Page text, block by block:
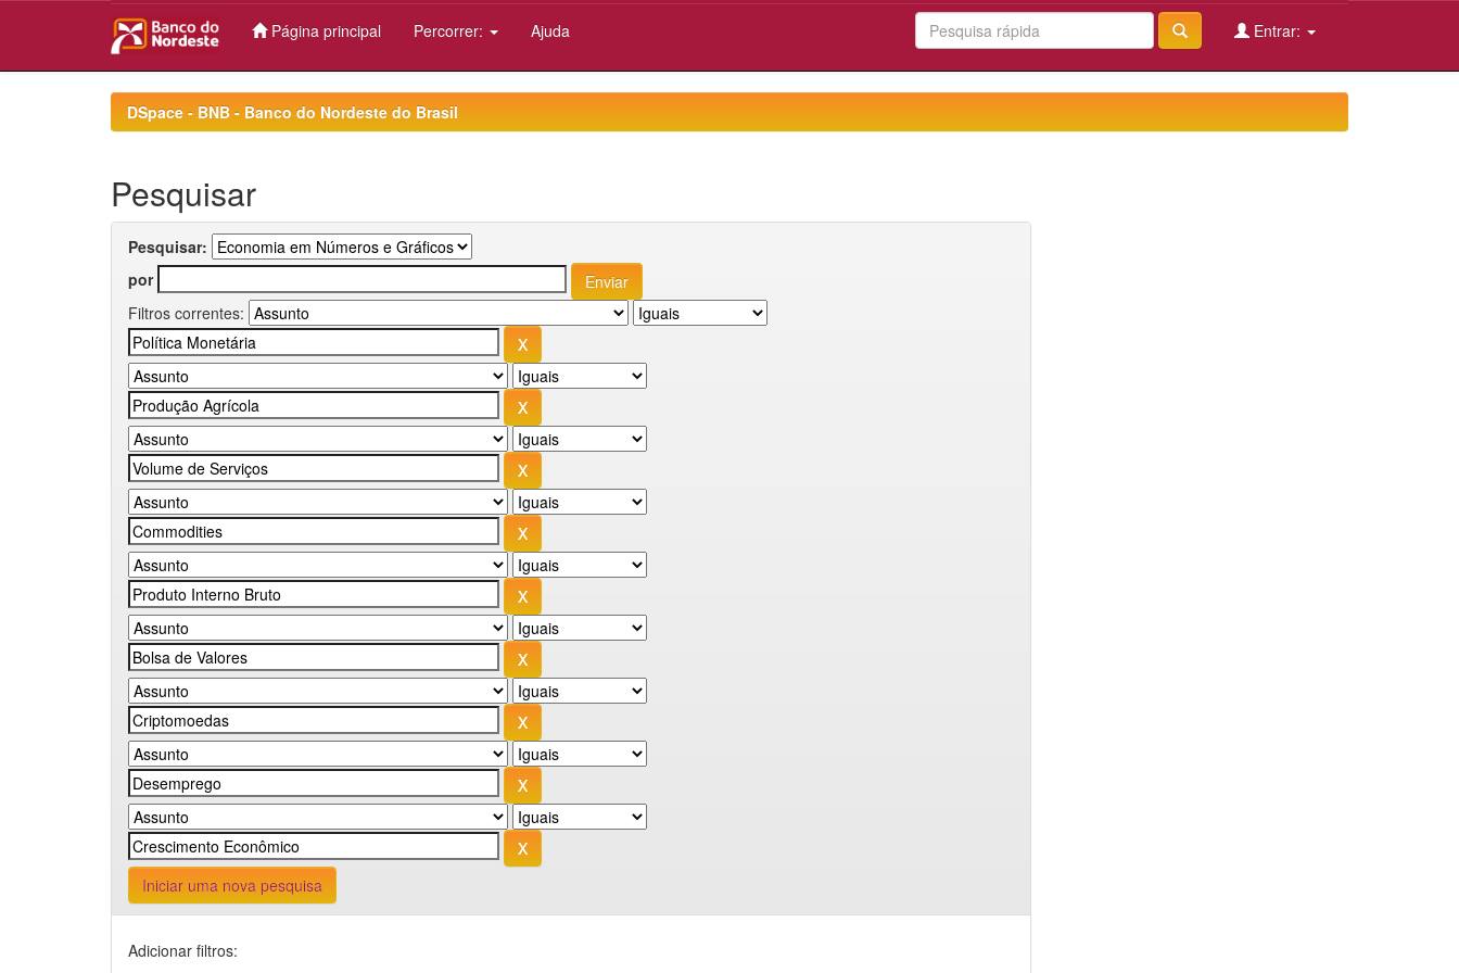
Página principal Percorrer: Ajuda Entrar:
DSpace - BNB - Banco do Nordeste do Brasil
Pesquisar
Pesquisar:
por
Filtros correntes:
Iniciar uma nova pesquisa
Adicionar filtros: